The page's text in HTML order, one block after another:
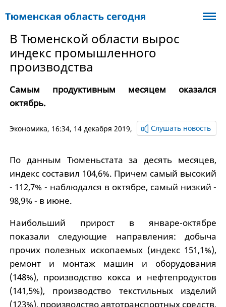
В Тюменской области вырос
индекс промышленного
производства
Самым продуктивным месяцем оказался
октябрь.
Экономика, 16:34, 14 декабря 2019, Слушать новость
По данным Тюменьстата за десять месяцев,
индекс составил 104,6%. Причем самый высокий
- 112,7% - наблюдался в октябре, самый низкий -
98,9% - в июне.
Наибольший прирост в январе-октябре
показали следующие направления: добыча
прочих полезных ископаемых (индекс 151,1%),
ремонт и монтаж машин и оборудования
(148%), производство кокса и нефтепродуктов
(141,5%), производство текстильных изделий
(123%), производство автотранспортных средств,